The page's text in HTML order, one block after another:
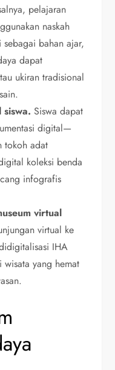
pelajaran
naskah
bahan ajar,
dapat
ukiran tradisional
Siswa dapat
digital—
tokoh adat
koleksi benda
infografis
virtual
virtual ke
IHA
yang hemat